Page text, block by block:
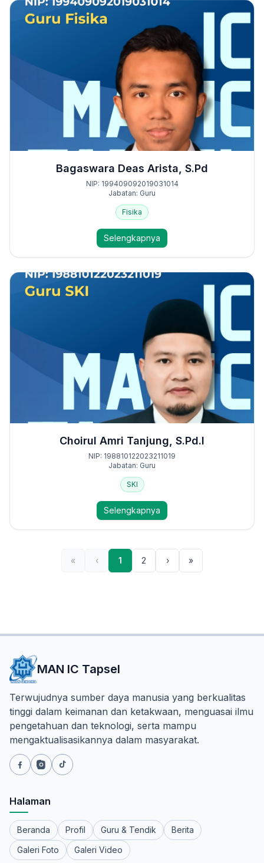
Bagaswara Deas Arista, S.Pd
NIP: 199409092019031014
Jabatan: Guru
Fisika
Selengkapnya
Choirul Amri Tanjung, S.Pd.I
NIP: 198810122023211019
Jabatan: Guru
SKI
Selengkapnya
« ‹ 1 2 › »
MAN IC Tapsel
Terwujudnya sumber daya manusia yang berkualitas
tinggi dalam keimanan dan ketakwaan, menguasai ilmu
pengetahuan dan teknologi, serta mampu
mengaktualisasikannya dalam masyarakat.
Halaman
Beranda Profil Guru & Tendik
Berita
Galeri Foto
Galeri Video